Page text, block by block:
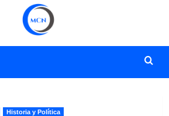
Historia y Política